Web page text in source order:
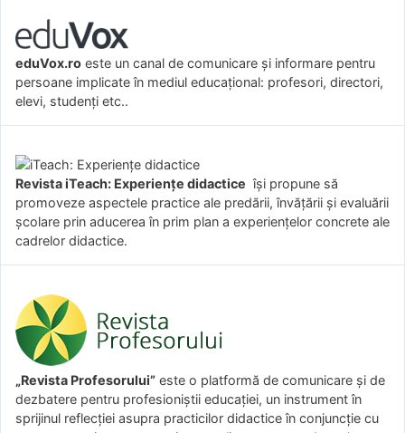
eduVox.ro este un canal de comunicare și informare pentru
persoane implicate în mediul educațional: profesori, directori,
elevi, studenți etc..
Revista iTeach: Experienţe didactice îşi propune să
promoveze aspectele practice ale predării, învăţării şi evaluării
şcolare prin aducerea în prim plan a experienţelor concrete ale
cadrelor didactice.
„Revista Profesorului” este o platformă de comunicare și de
dezbatere pentru profesioniștii educației, un instrument în
sprijinul reflecției asupra practicilor didactice în conjuncție cu